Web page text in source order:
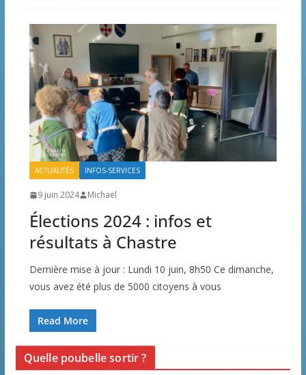
ACTUALITÉS INFOS-SERVICES
9 juin 2024 Michaël
Élections 2024 : infos et
résultats à Chastre
Dernière mise à jour : Lundi 10 juin, 8h50 Ce dimanche,
vous avez été plus de 5000 citoyens à vous
Read More
Quelle poubelle sortir ?